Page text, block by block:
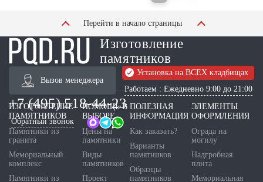
Перейти в начало страницы
Изготовление
памятников
Вызов менеджера
Установка на ВСЕХ кладбищах
Работаем : Ежедневно 9:00 до 21:00
+7 (495) 518-44-23
Обратный звонок
ИЗГОТОВЛЕНИЕ
ПАМЯТНИКОВ
Памятники из
гранита
Мемориальный
комплекс
Памятники из
ПОМОЩЬ В
ВЫБОРЕ
Цены на
памятники
Виды
памятников
Проект
ПОЛЕЗНАЯ
ИНФОРМАЦИЯ
Как заказать?
Варианты
памятников
Образцы
памятников
ЭЛЕМЕНТЫ
ОФОРМЛЕНИЯ
Ограда на
могилу
Надгробная
плита
Мемориальная